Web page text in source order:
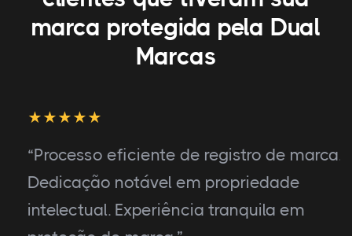
marca protegida pela Dual
Marcas
“Processo eficiente de registro de marca.
Dedicação notável em propriedade
intelectual. Experiência tranquila em